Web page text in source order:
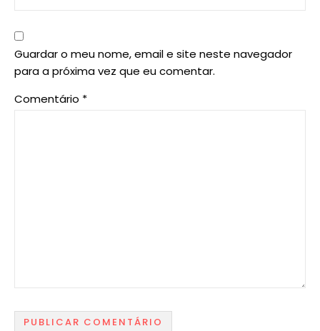
Guardar o meu nome, email e site neste navegador
para a próxima vez que eu comentar.
Comentário *